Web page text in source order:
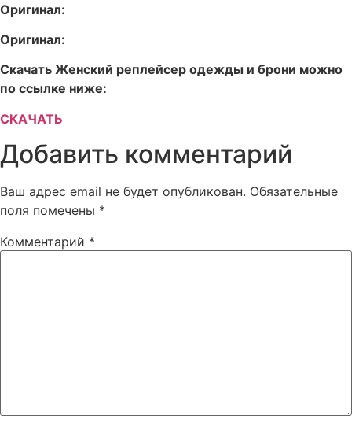
Оригинал:
Оригинал:
Скачать Женский реплейсер одежды и брони можно
по ссылке ниже:
СКАЧАТЬ
Добавить комментарий
Ваш адрес email не будет опубликован. Обязательные
поля помечены *
Комментарий *